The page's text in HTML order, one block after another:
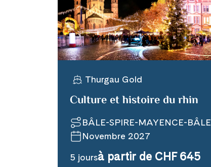
Thurgau Gold
Culture et histoire du rhin
BÂLE-SPIRE-MAYENCE-BÂLE
Novembre 2027
5 joursà partir de CHF 645